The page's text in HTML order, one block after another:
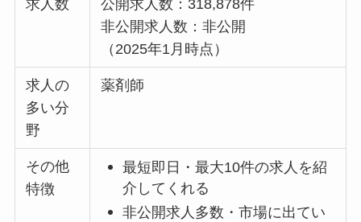
求人数
公開求人数：318,878件
非公開求人数：非公開
（2025年1月時点）
求人の
多い分
野
薬剤師
その他
特徴
最短即日・最大10件の求人を紹
介してくれる
非公開求人多数・市場に出てい